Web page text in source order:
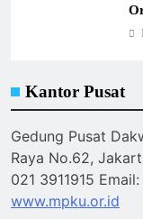
Kantor Pusat
Gedung Pusat
Raya No.62,
021 3911915 Email:
www.mpku.or.id